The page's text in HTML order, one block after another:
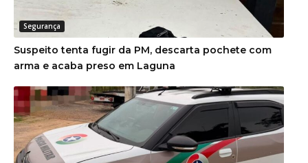
Segurança
Suspeito tenta fugir da PM, descarta pochete com
arma e acaba preso em Laguna